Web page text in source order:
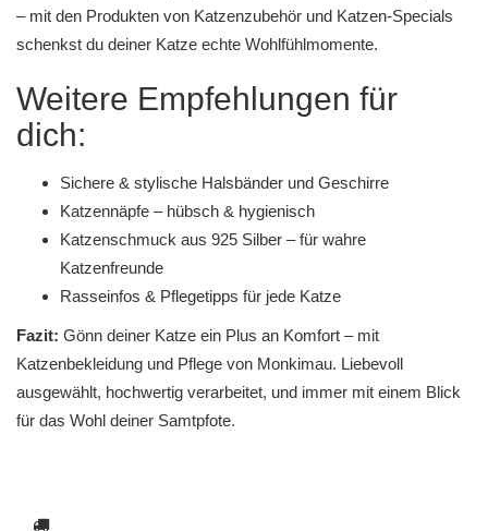
– mit den Produkten von Katzenzubehör und Katzen-Specials
schenkst du deiner Katze echte Wohlfühlmomente.
Weitere Empfehlungen für
dich:
Sichere & stylische Halsbänder und Geschirre
Katzennäpfe – hübsch & hygienisch
Katzenschmuck aus 925 Silber – für wahre
Katzenfreunde
Rasseinfos & Pflegetipps für jede Katze
Fazit: Gönn deiner Katze ein Plus an Komfort – mit
Katzenbekleidung und Pflege von Monkimau. Liebevoll
ausgewählt, hochwertig verarbeitet, und immer mit einem Blick
für das Wohl deiner Samtpfote.